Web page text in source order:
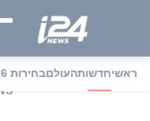
ראשיחדשותהעולםבחירות 2026